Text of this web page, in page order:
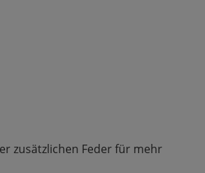
zusätzlichen Feder für mehr